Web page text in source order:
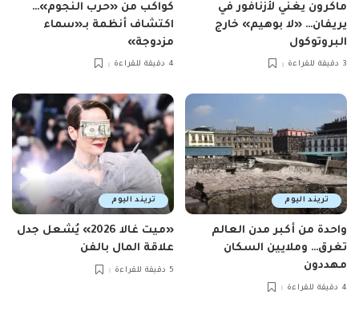
ماكرون يغنّي لأزنافور في
يريفان… «لا بوهيم» خارج
البروتوكول
3 دقيقة للقراءة
كواكب من «حرب النجوم»…
اكتشاف أنظمة بـ«سماء
مزدوجة»
4 دقيقة للقراءة
تريند اليوم
واحدة من أكبر مدن العالم
تغرق… وملايين السكان
مهددون
4 دقيقة للقراءة
تريند اليوم
«ميت غالا 2026» يُشعل جدل
علاقة المال بالفن
5 دقيقة للقراءة